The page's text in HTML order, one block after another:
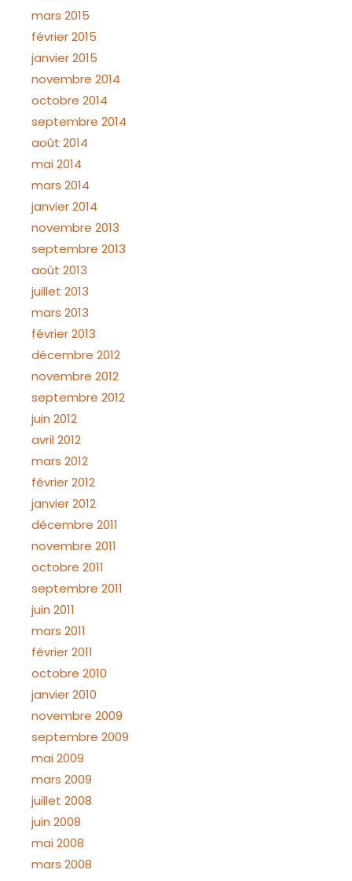
mars 2015
février 2015
janvier 2015
novembre 2014
octobre 2014
septembre 2014
août 2014
mai 2014
mars 2014
janvier 2014
novembre 2013
septembre 2013
août 2013
juillet 2013
mars 2013
février 2013
décembre 2012
novembre 2012
septembre 2012
juin 2012
avril 2012
mars 2012
février 2012
janvier 2012
décembre 2011
novembre 2011
octobre 2011
septembre 2011
juin 2011
mars 2011
février 2011
octobre 2010
janvier 2010
novembre 2009
septembre 2009
mai 2009
mars 2009
juillet 2008
juin 2008
mai 2008
mars 2008